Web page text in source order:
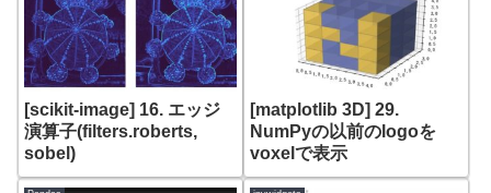
[scikit-image] 16. エッジ
演算子(filters.roberts,
sobel)
[matplotlib 3D] 29.
NumPyの以前のlogoを
voxelで表示